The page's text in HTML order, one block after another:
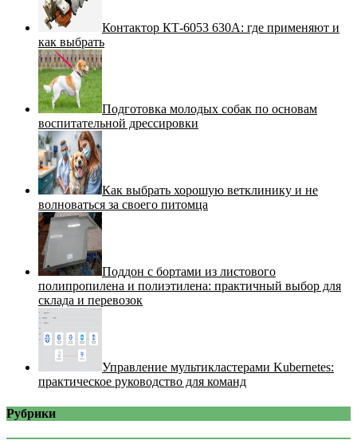
Контактор КТ-6053 630А: где применяют и
как выбрать
Подготовка молодых собак по основам
воспитательной дрессировки
Как выбрать хорошую ветклинику и не
волноваться за своего питомца
Поддон с бортами из листового
полипропилена и полиэтилена: практичный выбор для
склада и перевозок
Управление мультикластерами Kubernetes:
практическое руководство для команд
Рубрики